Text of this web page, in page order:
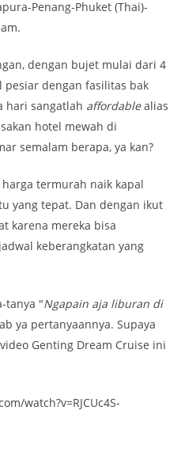
Penang-Phuket (Thai)-
dengan bujet mulai dari 4
dengan fasilitas bak
hari sangatlah affordablealias
hotel mewah di
semalam berapa, ya kan?
termurah naik kapal
yang tepat. Dan dengan ikut
karena mereka bisa
keberangkatan yang
tanya "Ngapain aja liburan di
ya pertanyaannya. Supaya
Genting Dream Cruise ini
watch?v=RJCUc4S-